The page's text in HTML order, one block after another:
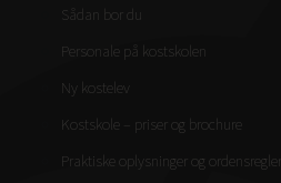
Sådan bor du
Personale på kostskolen
Ny kostelev
Kostskole – priser og brochure
Praktiske oplysninger og ordensregler